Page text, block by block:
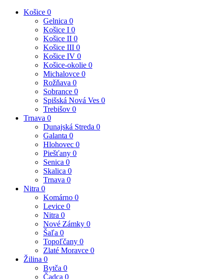
Košice 0
Gelnica 0
Košice I 0
Košice II 0
Košice III 0
Košice IV 0
Košice-okolie 0
Michalovce 0
Rožňava 0
Sobrance 0
Spišská Nová Ves 0
Trebišov 0
Trnava 0
Dunajská Streda 0
Galanta 0
Hlohovec 0
Piešťany 0
Senica 0
Skalica 0
Trnava 0
Nitra 0
Komárno 0
Levice 0
Nitra 0
Nové Zámky 0
Šaľa 0
Topoľčany 0
Zlaté Moravce 0
Žilina 0
Bytča 0
Čadca 0